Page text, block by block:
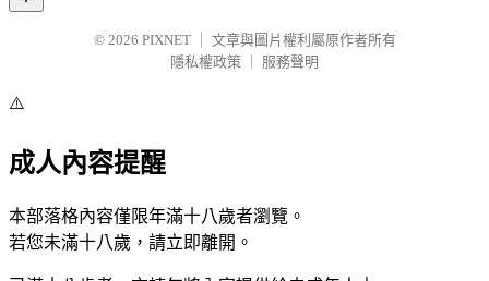
© 2026 PIXNET
文章與圖片權利屬原作者所有
隱私權政策
服務聲明
⚠️
成人內容提醒
本部落格內容僅限年滿十八歲者瀏覽。
若您未滿十八歲，請立即離開。